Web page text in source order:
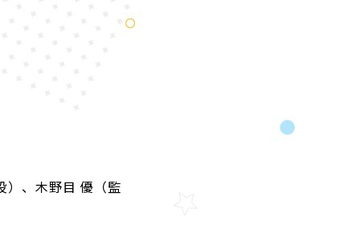
）、木野目 優（監